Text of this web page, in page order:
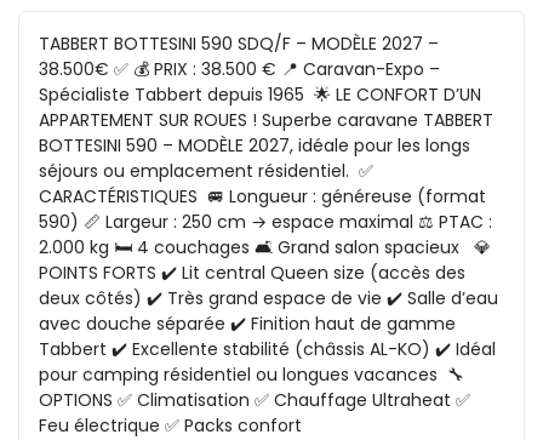
TABBERT BOTTESINI 590 SDQ/F – MODÈLE 2027 –
38.500€ ✅ 💰 PRIX : 38.500 € 📍 Caravan-Expo –
Spécialiste Tabbert depuis 1965  🌟 LE CONFORT D’UN
APPARTEMENT SUR ROUES ! Superbe caravane TABBERT
BOTTESINI 590 – MODÈLE 2027, idéale pour les longs
séjours ou emplacement résidentiel.  ✅
CARACTÉRISTIQUES  🚐 Longueur : généreuse (format
590) 📏 Largeur : 250 cm → espace maximal ⚖️ PTAC :
2.000 kg 🛏️ 4 couchages 🛋️ Grand salon spacieux   💎
POINTS FORTS ✔️ Lit central Queen size (accès des
deux côtés) ✔️ Très grand espace de vie ✔️ Salle d’eau
avec douche séparée ✔️ Finition haut de gamme
Tabbert ✔️ Excellente stabilité (châssis AL-KO) ✔️ Idéal
pour camping résidentiel ou longues vacances  🔧
OPTIONS ✅ Climatisation ✅ Chauffage Ultraheat ✅
Feu électrique ✅ Packs confort